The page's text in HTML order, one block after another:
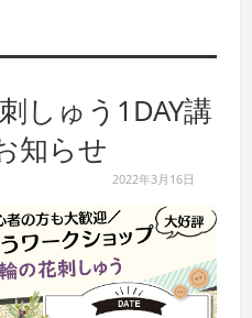
しゅう1DAY講
知らせ
2022年3月16日